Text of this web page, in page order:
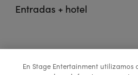
Entradas + hotel
STAGE ENTERTAINMENT
En Stage Entertainment utilizamos